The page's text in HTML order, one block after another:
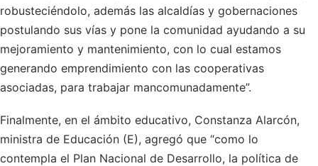
robusteciéndolo, además las alcaldías y gobernaciones
postulando sus vías y pone la comunidad ayudando a su
mejoramiento y mantenimiento, con lo cual estamos
generando emprendimiento con las cooperativas
asociadas, para trabajar mancomunadamente”.
Finalmente, en el ámbito educativo, Constanza Alarcón,
ministra de Educación (E), agregó que “como lo
contempla el Plan Nacional de Desarrollo, la política de